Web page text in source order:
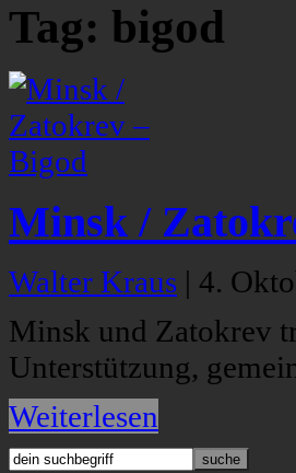
Tag: bigod
Minsk /
Walter Kraus | 4.
Minsk und Zatokrev
Unterstützung,
Weiterlesen